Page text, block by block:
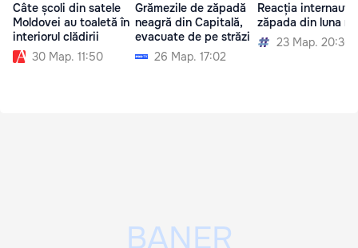
Câte școli din satele
Moldovei au toaletă în
interiorul clădirii
30 Мар. 11:50
Grămezile de zăpadă
neagră din Capitală,
evacuate de pe străzi
26 Мар. 17:02
Reacția
zăpada din luna
23 Мар. 20:30